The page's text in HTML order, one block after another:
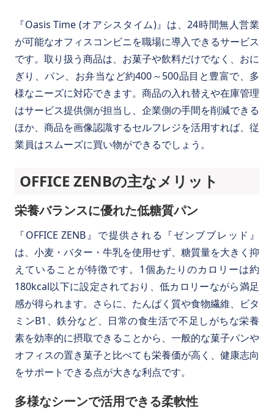
『Oasis Time (オアシスタイム)』は、24時間無人営業
が可能なオフィスコンビニを職場に導入できるサービス
です。取り扱う商品は、お菓子や飲料だけでなく、おに
ぎり、パン、お弁当など約400～500品目と豊富で、多
様なニーズに対応できます。商品の入れ替えや在庫管理
はサービス提供側が担当し、企業側の手間を削減できる
ほか、商品を画像認識するセルフレジを活用すれば、従
業員はスムーズに買い物ができるでしょう。
OFFICE ZENBの主なメリット
栄養バランスに優れた低糖質パン
『OFFICE ZENB』で提供される『ゼンブブレッド』
は、小麦・バター・牛乳を使用せず、糖質量を大きく抑
えていることが特徴です。1個あたりのカロリーは約
180kcal以下に設定されており、低カロリーながら満足
感が得られます。さらに、たんぱく質や食物繊維、ビタ
ミンB1、鉄分など、日常の食生活で不足しがちな栄養
素を効率的に摂取できることから、一般的な菓子パンや
オフィスの置き菓子と比べても栄養価が高く、健康志向
をサポートできる点が大きな利点です。
多様なシーンで活用できる柔軟性